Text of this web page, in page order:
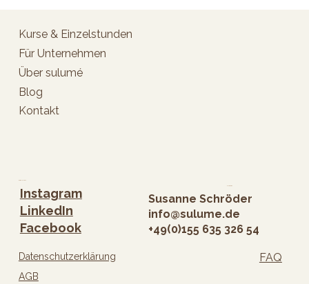
Kurse & Einzelstunden
Für Unternehmen
Über sulumé
Blog
Kontakt
Folge mir
Instagram
LinkedIn
Facebook
Kontakt
Susanne Schröder
info@sulume.de
+49(0)155 635 326 54
Datenschutzerklärung
AGB
FAQ